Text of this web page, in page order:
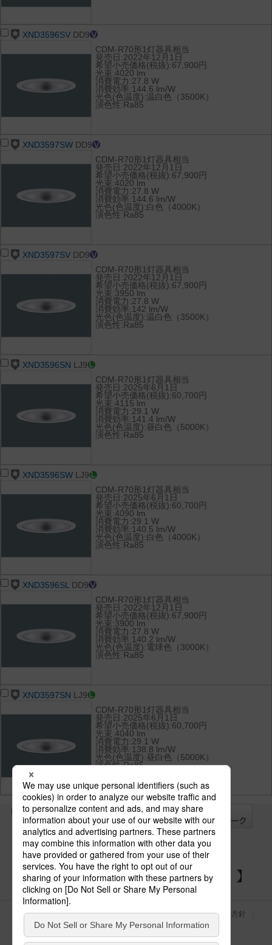
XND3596SV DD9
CDM-R70形1灯器具相当
発売日:2022年12月1日
希望小売価格(税抜):67,900円
光束:4020 lm
消費電力:27.8 W
消費効率:144.6 lm/W
光色(色温度):温白色（3500K）
演色性:Ra85
XND3597SW DD9
CDM-R70形1灯器具相当
発売日:2022年12月1日
希望小売価格(税抜):67,900円
光束:4020 lm
消費電力:27.8 W
消費効率:144.6 lm/W
光色(色温度):白色（4000K）
演色性:Ra85
XND3597SV DD9
CDM-R70形1灯器具相当
発売日:2022年12月1日
希望小売価格(税抜):67,900円
光束:3950 lm
消費電力:27.8 W
消費効率:142 lm/W
光色(色温度):温白色（3500K）
演色性:Ra85
XND3596SN LJ9
CDM-R70形1灯器具相当
発売日:2025年6月1日
希望小売価格(税抜):60,700円
光束:4115 lm
消費電力:29.1 W
消費効率:141.4 lm/W
光色(色温度):昼白色（5000K）
演色性:Ra85
XND3596SW LJ9
CDM-R70形1灯器具相当
発売日:2025年6月1日
希望小売価格(税抜):60,700円
光束:4090 lm
消費電力:29.1 W
消費効率:140.5 lm/W
光色(色温度):白色（4000K）
演色性:Ra85
XND3596SL DD9
CDM-R70形1灯器具相当
発売日:2022年12月1日
希望小売価格(税抜):67,900円
光束:3900 lm
消費電力:27.8 W
消費効率:140.2 lm/W
光色(色温度):電球色（3000K）
演色性:Ra85
XND3597SN LJ9
CDM-R70形1灯器具相当
発売日:2025年6月1日
希望小売価格(税抜):60,700円
光束:4040 lm
消費電力:29.1 W
消費効率:138.8 lm/W
光色(色温度):昼白色（5000K）
演色性:Ra85
全て
チェック
チェック
した器具を
パナソニックの電気設備 SNSアカウント
サイトのご利用にあたって クッキーポリシー
個人情報保護方針
パナソニック ホールディングス